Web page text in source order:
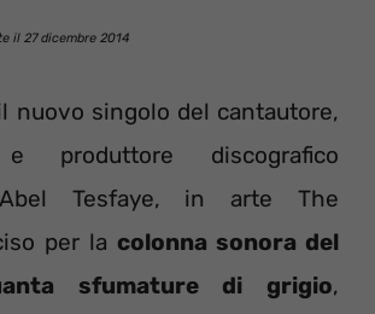
il 27 dicembre 2014
nuovo singolo del cantautore,
produttore discografico
Abel Tesfaye, in arte The
per la colonna sonora del
sfumature di grigio,